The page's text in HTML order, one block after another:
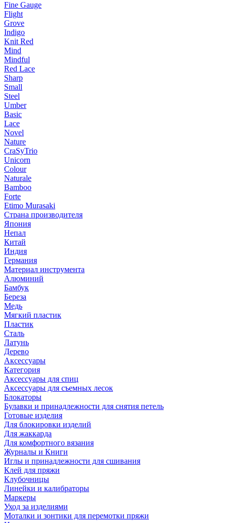
Fine Gauge
Flight
Grove
Indigo
Knit Red
Mind
Mindful
Red Lace
Sharp
Small
Steel
Umber
Basic
Lace
Novel
Nature
CraSyTrio
Unicorn
Colour
Naturale
Bamboo
Forte
Etimo Murasaki
Страна производителя
Япония
Непал
Китай
Индия
Германия
Материал инструмента
Алюминий
Бамбук
Береза
Медь
Мягкий пластик
Пластик
Сталь
Латунь
Дерево
Аксессуары
Категория
Аксессуары для спиц
Аксессуары для съемных лесок
Блокаторы
Булавки и принадлежности для снятия петель
Готовые изделия
Для блокировки изделий
Для жаккарда
Для комфортного вязания
Журналы и Книги
Иглы и принадлежности для сшивания
Клей для пряжи
Клубочницы
Линейки и калибраторы
Маркеры
Уход за изделиями
Моталки и зонтики для перемотки пряжи